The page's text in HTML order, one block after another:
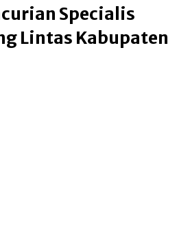
Specialis
Lintas Kabupaten